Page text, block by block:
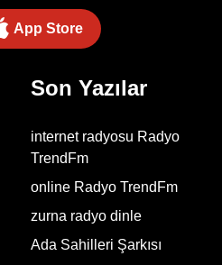
App Store
Son Yazılar
internet radyosu Radyo
TrendFm
online Radyo TrendFm
zurna radyo dinle
Ada Sahilleri Şarkısı